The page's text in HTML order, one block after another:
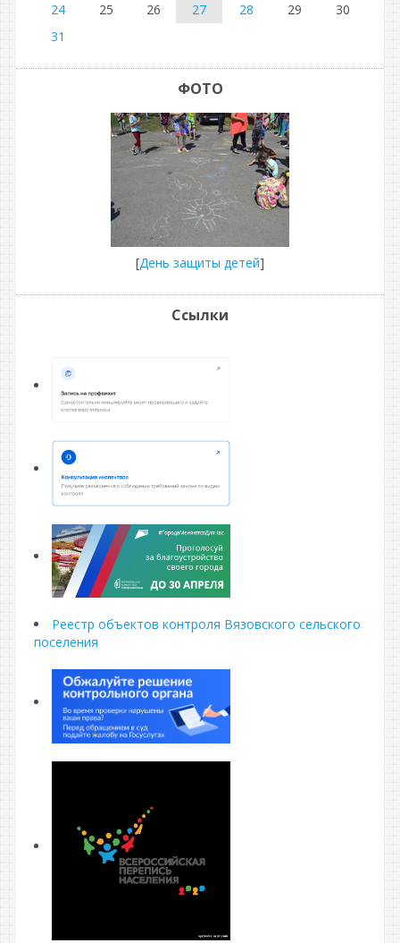
24
25 26 27 28 29
30
31
ФОТО
[День защиты детей]
Ссылки
Реестр объектов контроля Вязовского сельского
поселения